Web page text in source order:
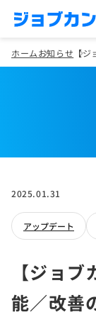
ホームお知らせ 【
2025.01.31
アップデート
【ジョ
能／改善